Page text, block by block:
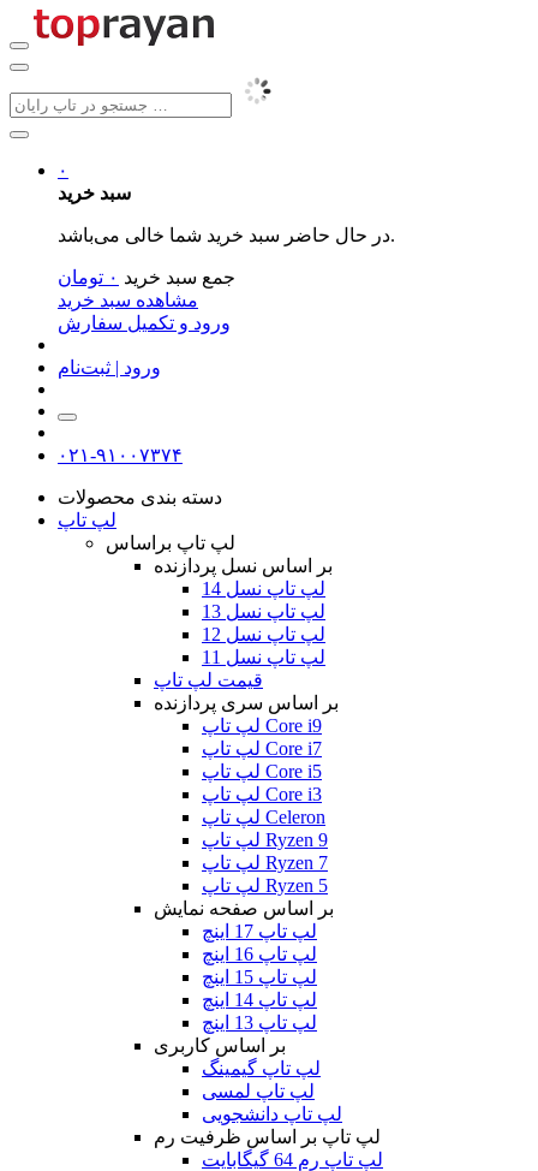
۰
سبد خرید
در حال حاضر سبد خرید شما خالی می‌باشد.
جمع سبد خرید ۰ تومان
مشاهده سبد خرید
ورود و تکمیل سفارش
ورود | ثبت‌نام
۰۲۱-۹۱۰۰۷۳۷۴
دسته بندی محصولات
لپ تاپ
لپ تاپ براساس
بر اساس نسل پردازنده
لپ تاپ نسل 14
لپ تاپ نسل 13
لپ تاپ نسل 12
لپ تاپ نسل 11
قیمت لپ تاپ
بر اساس سری پردازنده
لپ تاپ Core i9
لپ تاپ Core i7
لپ تاپ Core i5
لپ تاپ Core i3
لپ تاپ Celeron
لپ تاپ Ryzen 9
لپ تاپ Ryzen 7
لپ تاپ Ryzen 5
بر اساس صفحه نمایش
لپ تاپ 17 اینچ
لپ تاپ 16 اینچ
لپ تاپ 15 اینچ
لپ تاپ 14 اینچ
لپ تاپ 13 اینچ
بر اساس کاربری
لپ تاپ گیمینگ
لپ تاپ لمسی
لپ تاپ دانشجویی
لپ تاپ بر اساس ظرفیت رم
لپ تاپ رم 64 گیگابایت